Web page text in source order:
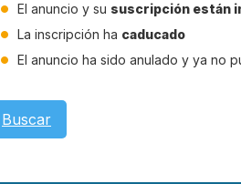
El anuncio y su suscripción están
La inscripción ha caducado
El anuncio ha sido anulado y ya no
Buscar